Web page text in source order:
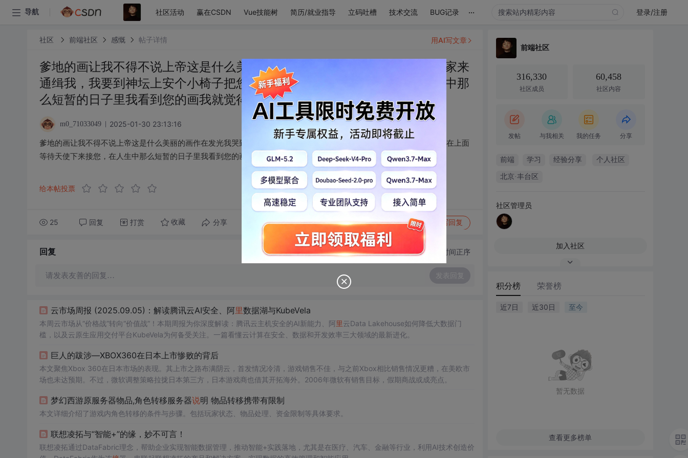
导航 社区活动 赢在CSDN Vue技能树 简历/就业指导 立码吐槽 技术交流 BUG记录 ... 登录/注册
社区 前端社区 感慨 帖子详情
爹地的画让我不得不说上帝这是什么美丽的画作在发光我哭到太平洋周围国家来
通缉我，我要到神坛上安个小椅子把您绑在上面等待天使下来接您，在人生中那
么短暂的日子里我看到您的画我就觉得：人间值得。
m0_71033049 2025-01-30 23:13:16
爹地的画让我不得不说上帝这是什么美丽的画作在发光我哭到太平洋周围国家来通缉我，我要到神坛上安个小椅子把您绑在上面
等待天使下来接您，在人生中那么短暂的日子里我看到您的画我就觉得：人间值得。
给本帖投票
25 回复 打赏 收藏 分享 转发到动态 举报 写回复
用AI写文章
回复 切换为时间正序
请发表友善的回复… 发表回复
云市场周报 (2025.09.05)：解读腾讯云AI安全、阿里数据湖与KubeVela
本周云市场从“价格战”转向“价值战”！本期周报为你深度解读：腾讯云主机安全的AI新能力、阿里云Data Lakehouse如何降低大数据门
槛，以及云原生应用交付平台KubeVela为何备受关注。一篇看懂云计算在安全、数据和开发效率三大领域的最新进化。
巨人的跋涉—XBOX360在日本上市惨败的背后
本文聚焦Xbox 360在日本市场的表现。其上市之路布满阴云，首发情况冷清，游戏销售不佳，与之前Xbox相比销售情况更糟，在美欧市
场也未达预期。不过，微软调整策略拉拢日本第三方，日本游戏商也借其开拓海外。2006年微软有销售目标，假期商战或成亮点。
梦幻西游原服务器物品,角色转移服务器说明 物品转移携带有限制
本文详细介绍了游戏内角色转移的条件与步骤。包括玩家状态、物品处理、资金限制等具体要求。
联想凌拓与“智能+”的缘，妙不可言！
联想凌拓通过DataFabric理念，帮助企业实现智能数据管理，推动智能+实践落地，尤其是在医疗、汽车、金融等行业，利用AI技术创造价
前端社区
316,330
社区成员
60,458
社区内容
发帖 与我相关 我的任务 分享
前端 学习 经验分享 个人社区
北京·丰台区
社区管理员
加入社区
积分榜 荣誉榜
近7日 近30日 至今
暂无数据
查看更多榜单